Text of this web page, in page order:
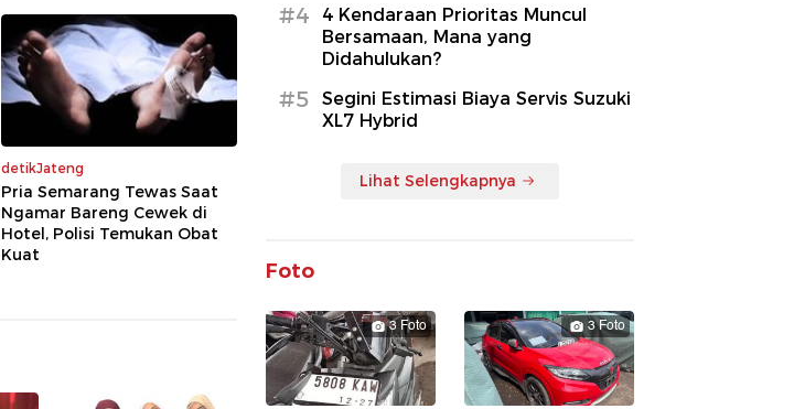
detikJateng
Pria Semarang Tewas Saat
Ngamar Bareng Cewek di
Hotel, Polisi Temukan Obat
Kuat
#4
4 Kendaraan Prioritas Muncul
Bersamaan, Mana yang
Didahulukan?
#5
Segini Estimasi Biaya Servis Suzuki
XL7 Hybrid
Lihat Selengkapnya
Foto
3 Foto 3 Foto